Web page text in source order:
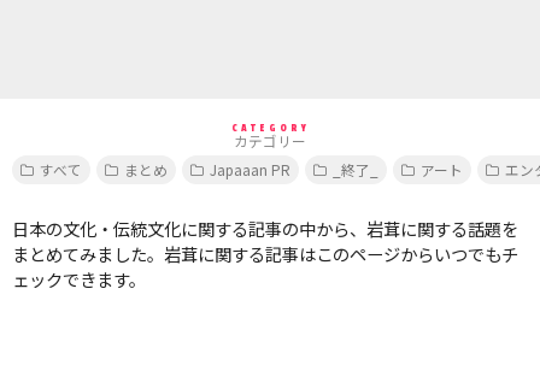
CATEGORY
カテゴリー
すべて
まとめ Japaaan PR _終了_ アート エン
日本の文化・伝統文化に関する記事の中から、岩茸に関する話題を
まとめてみました。岩茸に関する記事はこのページからいつでもチ
ェックできます。